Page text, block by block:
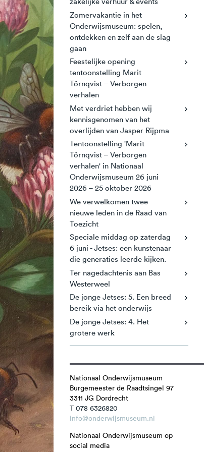
Zomervakantie in het
Onderwijsmuseum: spelen,
ontdekken en zelf aan de slag
gaan
Feestelijke opening
tentoonstelling Marit
Törnqvist – Verborgen
verhalen
Met verdriet hebben wij
kennisgenomen van het
overlijden van Jasper Rijpma
Tentoonstelling 'Marit
Törnqvist – Verborgen
verhalen' in Nationaal
Onderwijsmuseum 26 juni
2026 – 25 oktober 2026
We verwelkomen twee
nieuwe leden in de Raad van
Toezicht
Speciale middag op zaterdag
6 juni - Jetses: een kunstenaar
die generaties leerde kijken.
Ter nagedachtenis aan Bas
Westerweel
De jonge Jetses: 5. Een breed
bereik via het onderwijs
De jonge Jetses: 4. Het
grotere werk
Nationaal Onderwijsmuseum
Burgemeester de Raadtsingel 97
3311 JG Dordrecht
T 078 6326820
info@onderwijsmuseum.nl
Nationaal Onderwijsmuseum op
social media